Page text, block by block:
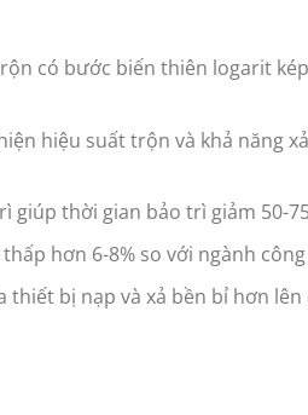
có bước biến thiên logarit
hiệu suất trộn và khả năng
giúp thời gian bảo trì giảm 50-
hơn 6-8% so với ngành
bị nạp và xả bền bỉ hơn